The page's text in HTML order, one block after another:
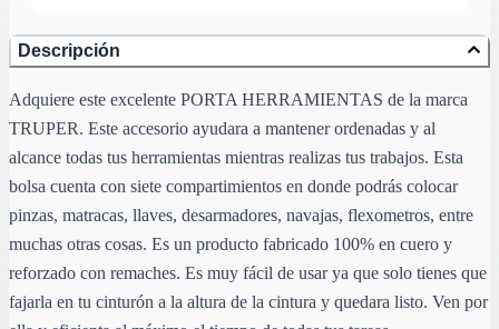
Descripción
Adquiere este excelente PORTA HERRAMIENTAS de la marca
TRUPER. Este accesorio ayudara a mantener ordenadas y al
alcance todas tus herramientas mientras realizas tus trabajos. Esta
bolsa cuenta con siete compartimientos en donde podrás colocar
pinzas, matracas, llaves, desarmadores, navajas, flexometros, entre
muchas otras cosas. Es un producto fabricado 100% en cuero y
reforzado con remaches. Es muy fácil de usar ya que solo tienes que
fajarla en tu cinturón a la altura de la cintura y quedara listo. Ven por